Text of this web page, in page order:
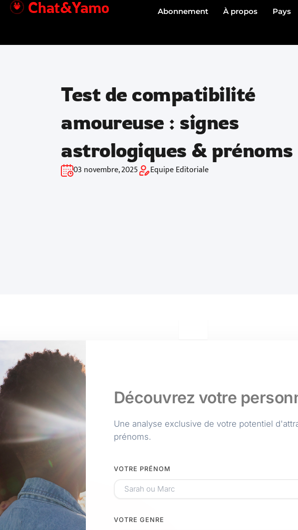
Aller
Chat&Yamo Abonnement À propos Pays
Test de compatibilité
amoureuse : signes
astrologiques & prénoms
03 novembre, 2025 Equipe Editoriale
Découvrez votre
Une analyse exclusive de votre potentiel
prénoms.
VOTRE PRÉNOM
VOTRE GENRE